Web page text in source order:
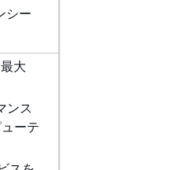
シー
大
ンス
ーテ